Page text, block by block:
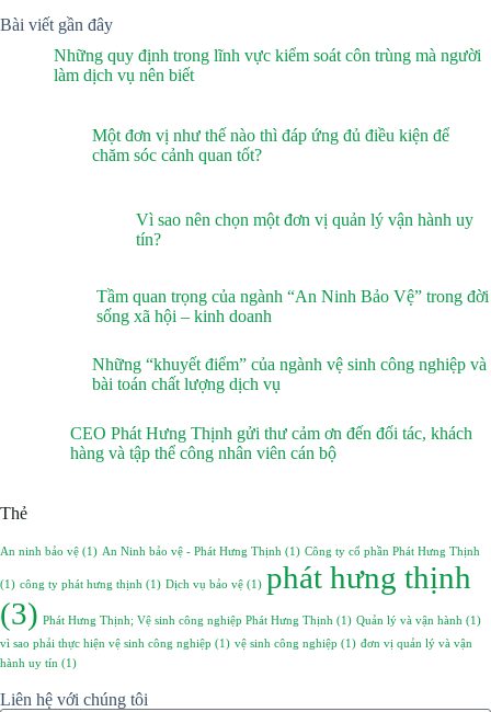
Bài viết gần đây
Những quy định trong lĩnh vực kiểm soát côn trùng mà người
làm dịch vụ nên biết
Một đơn vị như thế nào thì đáp ứng đủ điều kiện để
chăm sóc cảnh quan tốt?
Vì sao nên chọn một đơn vị quản lý vận hành uy
tín?
Tầm quan trọng của ngành “An Ninh Bảo Vệ” trong đời
sống xã hội – kinh doanh
Những “khuyết điểm” của ngành vệ sinh công nghiệp và
bài toán chất lượng dịch vụ
CEO Phát Hưng Thịnh gửi thư cảm ơn đến đối tác, khách
hàng và tập thể công nhân viên cán bộ
Thẻ
An ninh bảo vệ (1) An Ninh bảo vệ - Phát Hưng Thịnh (1) Công ty cổ phần Phát Hưng Thịnh
(1) công ty phát hưng thịnh (1) Dịch vụ bảo vệ (1) phát hưng thịnh
(3) Phát Hưng Thịnh; Vệ sinh công nghiệp Phát Hưng Thịnh (1) Quản lý và vận hành (1)
vì sao phải thực hiện vệ sinh công nghiệp (1) vệ sinh công nghiệp (1) đơn vị quản lý và vận
hành uy tín (1)
Liên hệ với chúng tôi